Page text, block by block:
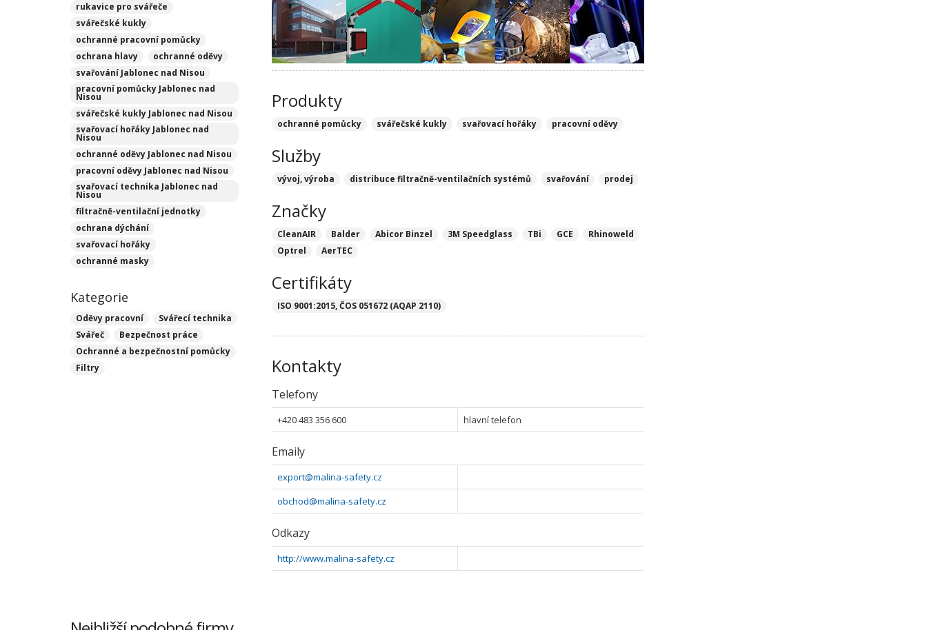
Produkty
ochranné pomůcky svářečské kukly svařovací hořáky pracovní oděvy
Služby
vývoj, výroba distribuce filtračně-ventilačních systémů svařování prodej
Značky
CleanAIR Balder Abicor Binzel 3M Speedglass TBi GCE
Rhinoweld
Optrel
AerTEC
Certifikáty
ISO 9001:2015, ČOS 051672 (AQAP 2110)
Kontakty
Telefony
+420 483 356 600 hlavní telefon
Emaily
export@malina-safety.cz
obchod@malina-safety.cz
Odkazy
http://www.malina-safety.cz
rukavice pro svářeče
svářečské kukly
ochranné pracovní pomůcky
ochrana hlavy
ochranné oděvy
svařování Jablonec nad Nisou
pracovní pomůcky Jablonec nad
Nisou
svářečské kukly Jablonec nad Nisou
svařovací hořáky Jablonec nad
Nisou
ochranné oděvy Jablonec nad Nisou
pracovní oděvy Jablonec nad Nisou
svařovací technika Jablonec nad
Nisou
filtračně-ventilační jednotky
ochrana dýchání
svařovací hořáky
ochranné masky
Kategorie
Oděvy pracovní
Svářecí technika
Svářeč
Bezpečnost práce
Ochranné a bezpečnostní pomůcky
Filtry